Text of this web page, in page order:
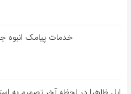
خدمات پیامک انبوه